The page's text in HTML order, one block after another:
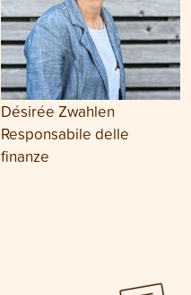
Désirée Zwahlen
Responsabile delle
finanze